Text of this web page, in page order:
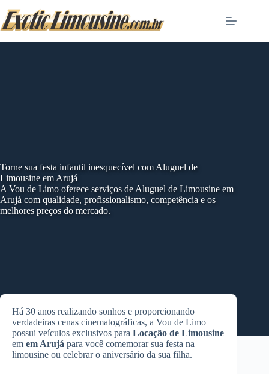
to
content
Torne sua festa infantil inesquecível com Aluguel de
Limousine em Arujá
A Vou de Limo oferece serviços de Aluguel de Limousine em
Arujá com qualidade, profissionalismo, competência e os
melhores preços do mercado.
Há 30 anos realizando sonhos e proporcionando
verdadeiras cenas cinematográficas, a Vou de Limo
possui veículos exclusivos para Locação de Limousine
em em Arujá para você comemorar sua festa na
limousine ou celebrar o aniversário da sua filha.